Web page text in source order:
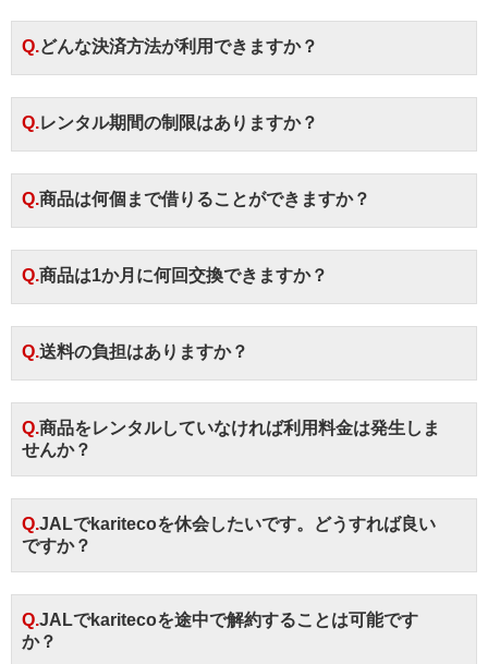
Q.どんな決済方法が利用できますか？
Q.レンタル期間の制限はありますか？
Q.商品は何個まで借りることができますか？
Q.商品は1か月に何回交換できますか？
Q.送料の負担はありますか？
Q.商品をレンタルしていなければ利用料金は発生しま
せんか？
Q.JALでkaritecoを休会したいです。どうすれば良い
ですか？
Q.JALでkaritecoを途中で解約することは可能です
か？